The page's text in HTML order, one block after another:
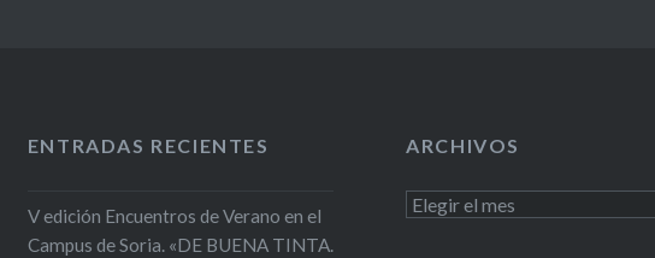
ENTRADAS RECIENTES
V edición Encuentros de Verano en el
Campus de Soria. «DE BUENA TINTA.
ARCHIVOS
Archivos